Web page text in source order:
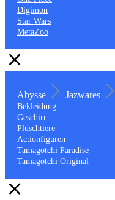
Digimon
Star Wars
MetaZoo
Abysse Jazwares
Bekleidung
Geschirr
Plüschtiere
Actionfiguren
Tamagotchi Paradise
Tamagotchi Original